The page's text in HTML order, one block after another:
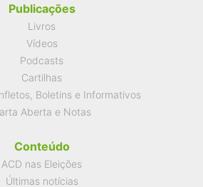
Publicações
Livros
Vídeos
Podcasts
Cartilhas
Boletins e Informativos
Aberta e Notas
Conteúdo
ACD nas Eleições
Últimas notícias